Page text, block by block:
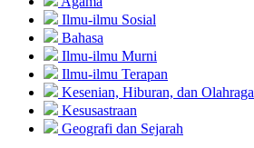
Ilmu-ilmu Sosial
Bahasa
Ilmu-ilmu Murni
Ilmu-ilmu Terapan
Kesenian, Hiburan, dan Olahraga
Kesusastraan
Geografi dan Sejarah